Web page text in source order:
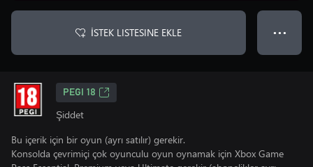
İSTEK LISTESINE EKLE ● ● ●
PEGI 18
Şiddet
Bu içerik için bir oyun (ayrı satılır) gerekir.
Konsolda çevrimiçi çok oyunculu oyun oynamak için Xbox Game